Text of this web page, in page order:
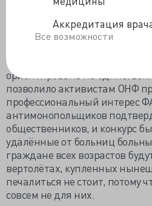
Аккредитация
Все возможности
больным этот транспорт не
возить чиновничье «кого надо».
Естественно, что заявка была
ориентирована на
позволило активистам ОНФ
профессиональный интерес
антимонопольщиков
общественников, и конкурс
удалённые от больниц
граждане всех возрастов
вертолётах, купленных
печалиться не стоит, потому
совсем не для них.